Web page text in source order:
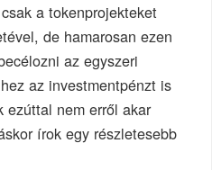
a tokenprojekteket
de hamarosan ezen
az egyszeri
az investmentpénzt is
nem erről akar
írok egy részletesebb